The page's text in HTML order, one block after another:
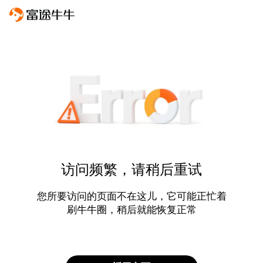
访问频繁，请稍后重试
您所要访问的页面不在这儿，它可能正忙着
刷牛牛圈，稍后就能恢复正常